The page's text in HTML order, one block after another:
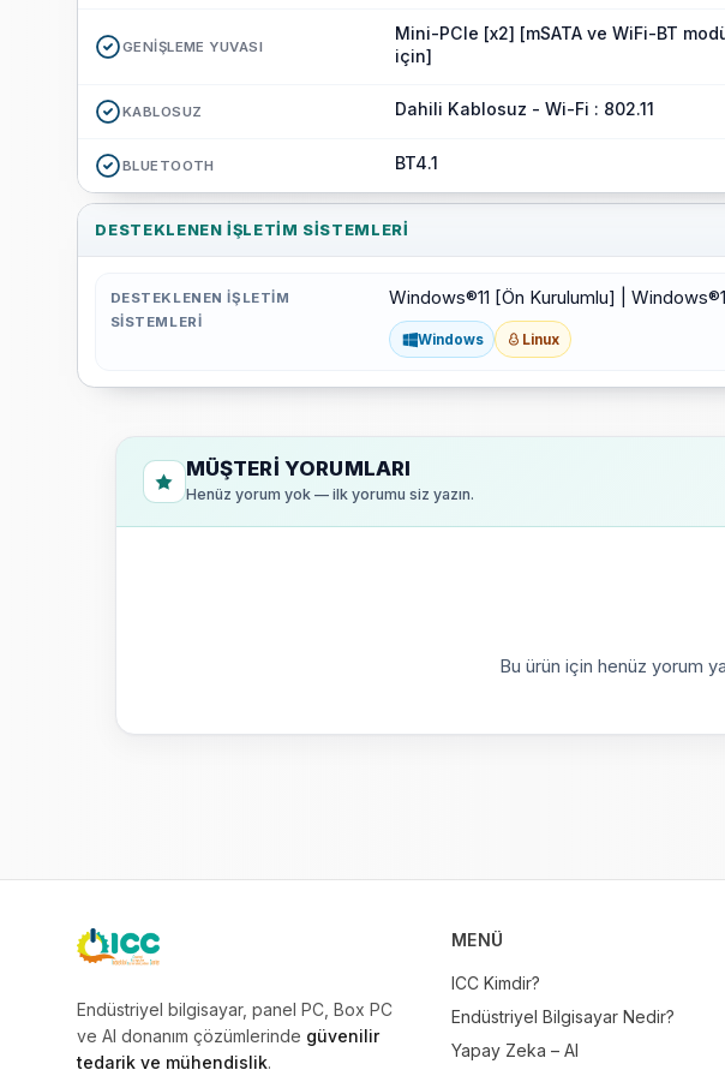
GENIŞLEME YUVASI
Mini-PCIe [x2] [mSATA ve WiFi-BT
için]
KABLOSUZ Dahili Kablosuz - Wi-Fi : 802.11
BLUETOOTH BT4.1
DESTEKLENEN İŞLETIM SISTEMLERI
DESTEKLENEN İŞLETIM
SISTEMLERI
Windows®11 [Ön Kurulumlu] |
Windows Linux
MÜŞTERI YORUMLARI
Henüz yorum yok — ilk yorumu siz yazın.
Bu ürün için henüz yorum
ICC
Endüstriyel bilgisayar, panel PC, Box PC
ve AI donanım çözümlerinde güvenilir
tedarik ve mühendislik.
MENÜ
ICC Kimdir?
Endüstriyel Bilgisayar Nedir?
Yapay Zeka – AI